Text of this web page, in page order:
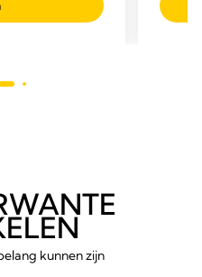
de
kunnen zijn